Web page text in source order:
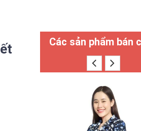
Các sản phẩm bán